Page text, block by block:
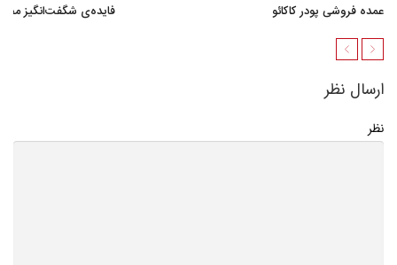
عمده فروشی پودر کاکائو فایده‌ی شگفت‌انگیز
ارسال نظر
نظر